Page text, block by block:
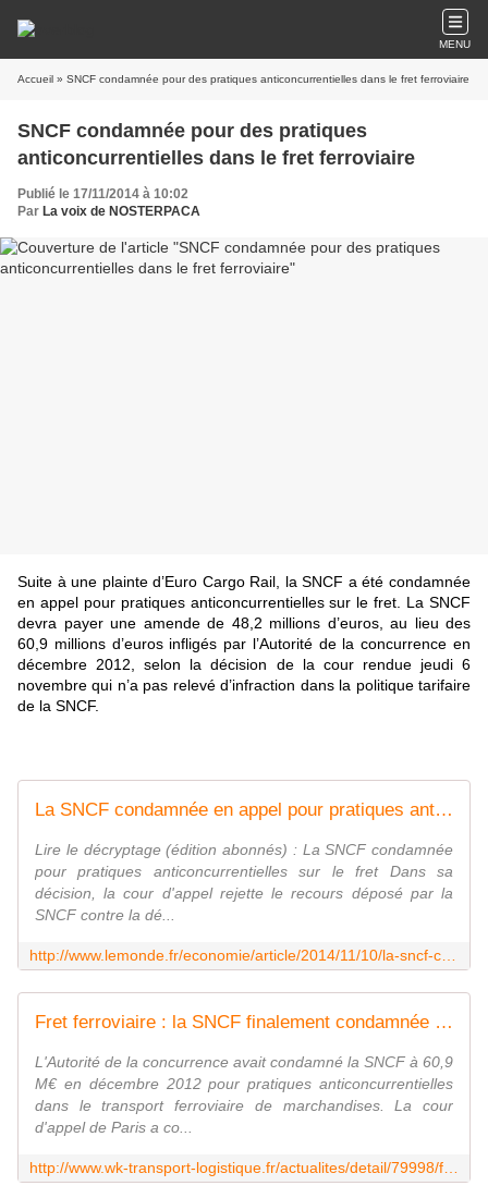
MENU
Accueil » SNCF condamnée pour des pratiques anticoncurrentielles dans le fret ferroviaire
SNCF condamnée pour des pratiques
anticoncurrentielles dans le fret ferroviaire
Publié le 17/11/2014 à 10:02
Par La voix de NOSTERPACA
Suite à une plainte d’Euro Cargo Rail, la SNCF a été condamnée
en appel pour pratiques anticoncurrentielles sur le fret. La SNCF
devra payer une amende de 48,2 millions d’euros, au lieu des
60,9 millions d’euros infligés par l’Autorité de la concurrence en
décembre 2012, selon la décision de la cour rendue jeudi 6
novembre qui n’a pas relevé d’infraction dans la politique tarifaire
de la SNCF.
La SNCF condamnée en appel pour pratiques anticoncurrentielles sur le fret
Lire le décryptage (édition abonnés) : La SNCF condamnée
pour pratiques anticoncurrentielles sur le fret Dans sa
décision, la cour d'appel rejette le recours déposé par la
SNCF contre la dé...
Fret ferroviaire : la SNCF finalement condamnée à 48,2 M€ d'amende
L'Autorité de la concurrence avait condamné la SNCF à 60,9
M€ en décembre 2012 pour pratiques anticoncurrentielles
dans le transport ferroviaire de marchandises. La cour
d'appel de Paris a co...